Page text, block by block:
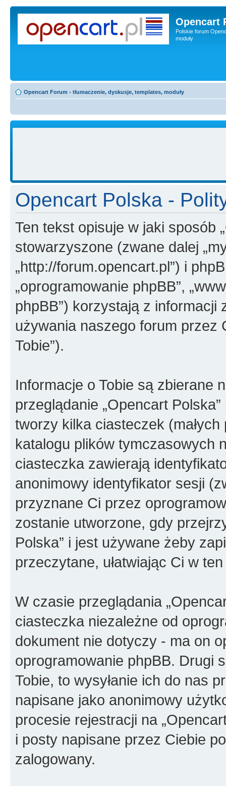
Opencart
Polskie forum
moduły
Opencart Forum - tłumaczenie, dyskusje, templates, moduły
Opencart Polska -
Ten tekst opisuje w jaki sposób
stowarzyszone (zwane dalej
„http://forum.opencart.pl”) i
„oprogramowanie phpBB”,
phpBB”) korzystają z
używania naszego forum przez
Tobie”).
Informacje o Tobie są zbierane
przeglądanie „Opencart
tworzy kilka ciasteczek
katalogu plików tymczasowych
ciasteczka zawierają
anonimowy identyfikator sesji
przyznane Ci przez
zostanie utworzone, gdy
Polska” i jest używane żeby
przeczytane, ułatwiając Ci w
W czasie przeglądania
ciasteczka niezależne od
dokument nie dotyczy - ma on
oprogramowanie phpBB. Drugi
Tobie, to wysyłanie ich do nas
napisane jako anonimowy
procesie rejestracji na
i posty napisane przez Ciebie
zalogowany.